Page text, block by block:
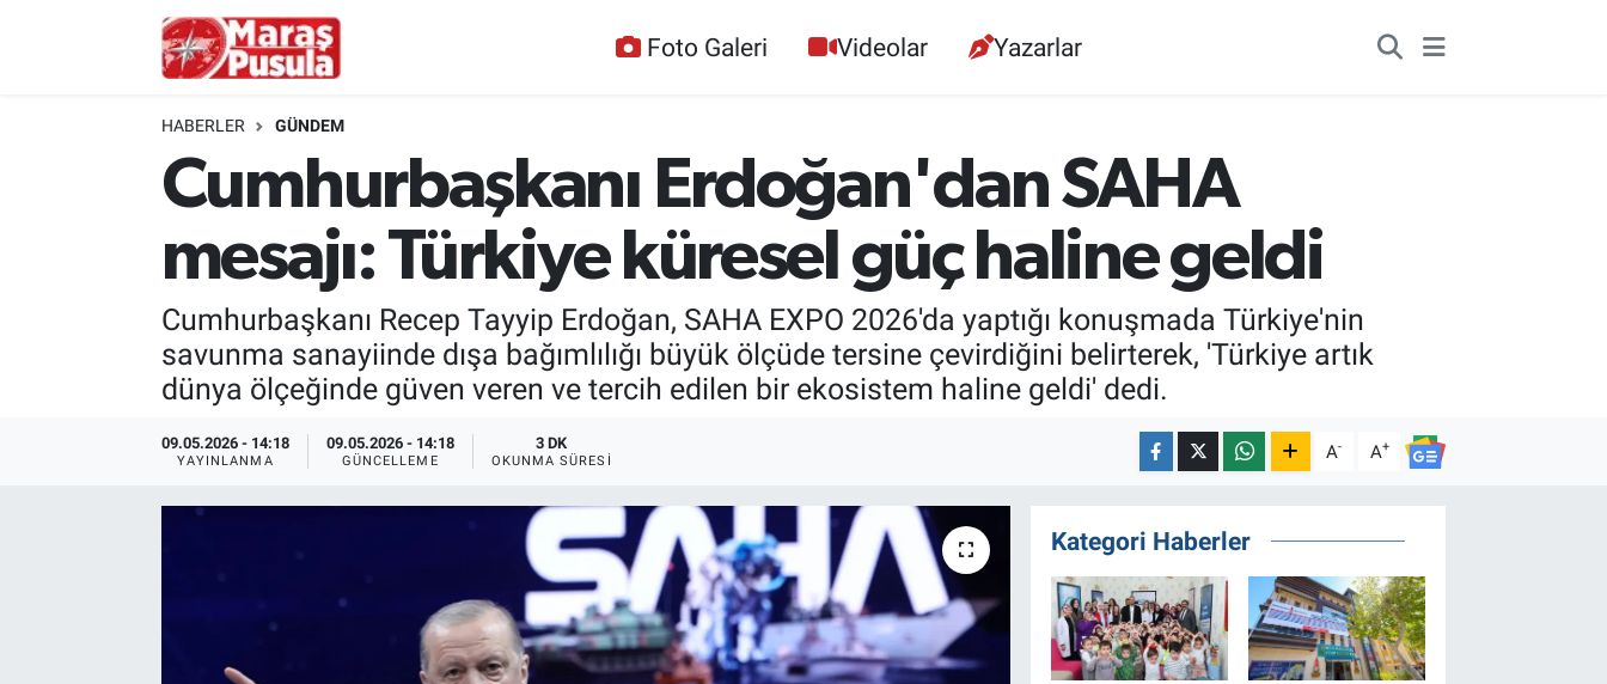
Foto Galeri Videolar Yazarlar
HABERLER GÜNDEM
Cumhurbaşkanı Erdoğan'dan SAHA
mesajı: Türkiye küresel güç haline geldi
Cumhurbaşkanı Recep Tayyip Erdoğan, SAHA EXPO 2026'da yaptığı konuşmada Türkiye'nin
savunma sanayiinde dışa bağımlılığı büyük ölçüde tersine çevirdiğini belirterek, 'Türkiye artık
dünya ölçeğinde güven veren ve tercih edilen bir ekosistem haline geldi' dedi.
09.05.2026 - 14:18
YAYINLANMA
09.05.2026 - 14:18
GÜNCELLEME
3 DK
OKUNMA SÜRESI A- A+
Kategori Haberler
Kültür Sanat
İstanbul Hava Durumu
İstanbul Namaz Vakitleri
İstanbul Trafik Yoğunluk Haritası
Süper Lig Puan Durumu ve Fikstür
Tüm Manşetler
Son Dakika Haberleri